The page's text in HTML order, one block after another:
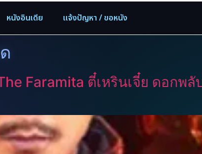
หนังอินเดีย แจ้งปัญหา / ขอหนัง
Faramita ตี๋เหรินเจี๋ย ดอกพ